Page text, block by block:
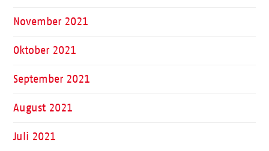
November 2021
Oktober 2021
September 2021
August 2021
Juli 2021